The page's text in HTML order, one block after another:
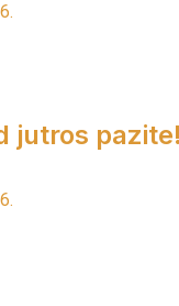
jutros pazite!